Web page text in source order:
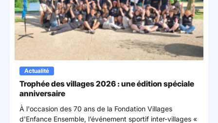
Actualité
Trophée des villages 2026 : une édition spéciale
anniversaire
À l'occasion des 70 ans de la Fondation Villages
d'Enfance Ensemble, l’événement sportif inter-villages «